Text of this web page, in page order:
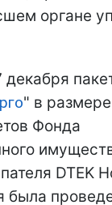
органе
" в
Фонда
DTEK
была